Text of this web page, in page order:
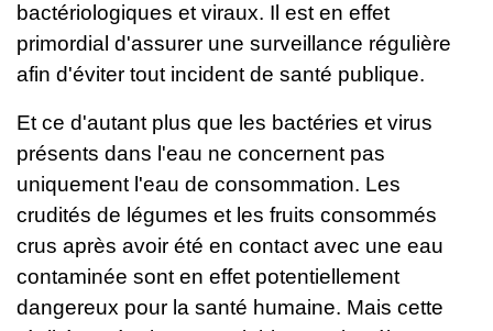
bactériologiques et viraux. Il est en effet
primordial d'assurer une surveillance régulière
afin d'éviter tout incident de santé publique.
Et ce d'autant plus que les bactéries et virus
présents dans l'eau ne concernent pas
uniquement l'eau de consommation. Les
crudités de légumes et les fruits consommés
crus après avoir été en contact avec une eau
contaminée sont en effet potentiellement
dangereux pour la santé humaine. Mais cette